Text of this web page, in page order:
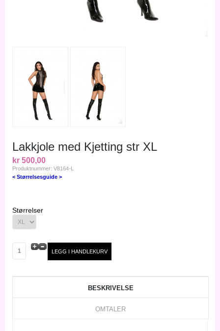
Lakkjole med Kjetting str XL
kr 500,00
Produktnummer: V8164-L
< Størrelsesguide >
Størrelser
BESKRIVELSE
OMTALER